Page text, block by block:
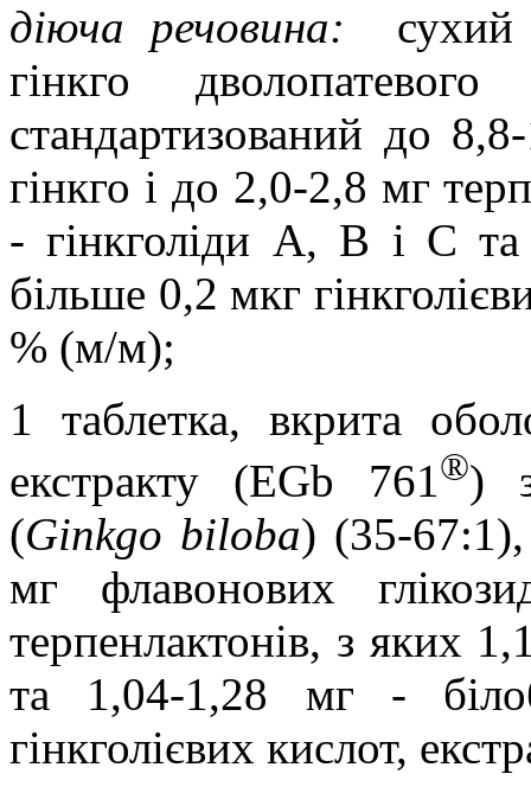
діюча речовина:
гінкго
стандартизований до 8,8-
гінкго і до 2,0-2,8 мг
- гінкголіди А, В і С
більше 0,2 мкг
% (м/м);
1 таблетка, вкрита
екстракту (EGb 761®)
(Ginkgo biloba) (35-
мг флавонових
терпенлактонів, з яких
та 1,04-1,28 мг -
гінкголієвих кислот,